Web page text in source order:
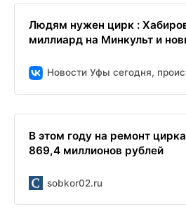
Людям нужен цирк :
миллиард на Минкульт и
Новости Уфы сегодня,
В этом году на ремонт
869,4 миллионов рублей
sobkor02.ru